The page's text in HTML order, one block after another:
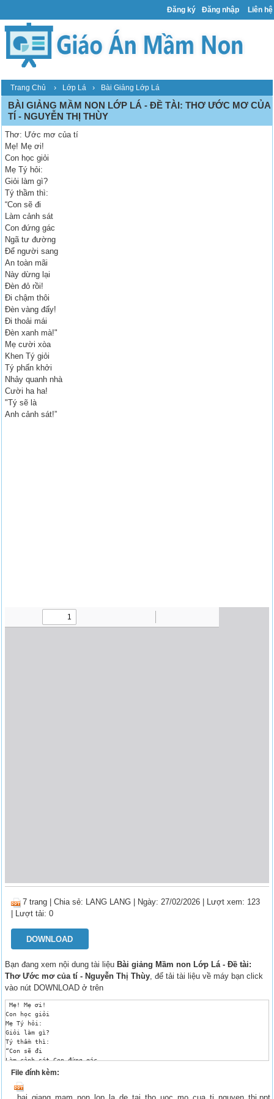
Đăng ký Đăng nhập Liên hệ
Trang Chủ › Lớp Lá › Bài Giảng Lớp Lá
BÀI GIẢNG MẦM NON LỚP LÁ - ĐỀ TÀI: THƠ ƯỚC MƠ CỦA
TÍ - NGUYỄN THỊ THÙY
Thơ: Ước mơ của tí
Mẹ! Mẹ ơi!
Con học giỏi
Mẹ Tý hỏi:
Giỏi làm gì?
Tý thầm thì:
“Con sẽ đi
Làm cảnh sát
Con đứng gác
Ngã tư đường
Để người sang
An toàn mãi
Này dừng lại
Đèn đỏ rồi!
Đi chậm thôi
Đèn vàng đấy!
Đi thoải mái
Đèn xanh mà!"
Mẹ cười xòa
Khen Tý giỏi
Tý phấn khởi
Nhảy quanh nhà
Cười ha ha!
"Tý sẽ là
Anh cảnh sát!”
7 trang |Chia sẻ: LANG LANG | Ngày: 27/02/2026 | Lượt xem: 123
| Lượt tải: 0
DOWNLOAD
Bạn đang xem nội dung tài liệu Bài giảng Mầm non Lớp Lá - Đề tài:
Thơ Ước mơ của tí - Nguyễn Thị Thùy, để tải tài liệu về máy bạn click
vào nút DOWNLOAD ở trên
Mẹ! Mẹ ơi!
Con học giỏi
Mẹ Tý hỏi:
Giỏi làm gì?
Tý thầm thì:
“Con sẽ đi
Làm cảnh sát Con đứng gác
Ngã tư đường
An toàn mãi
Này dừng lại
File đính kèm: